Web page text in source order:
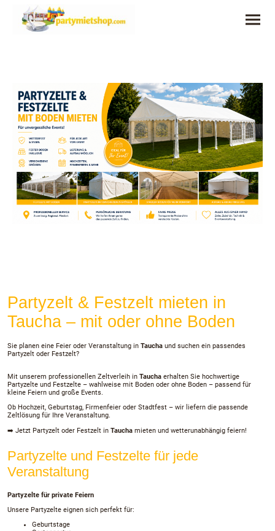
Partyzelt & Festzelt mieten in
Taucha – mit oder ohne Boden
Sie planen eine Feier oder Veranstaltung in Taucha und suchen ein passendes
Partyzelt oder Festzelt?
Mit unserem professionellen Zeltverleih in Taucha erhalten Sie hochwertige
Partyzelte und Festzelte – wahlweise mit Boden oder ohne Boden – passend für
kleine Feiern und große Events.
Ob Hochzeit, Geburtstag, Firmenfeier oder Stadtfest – wir liefern die passende
Zeltlösung für Ihre Veranstaltung.
➡️ Jetzt Partyzelt oder Festzelt in Taucha mieten und wetterunabhängig feiern!
Partyzelte und Festzelte für jede
Veranstaltung
Partyzelte für private Feiern
Unsere Partyzelte eignen sich perfekt für:
Geburtstage